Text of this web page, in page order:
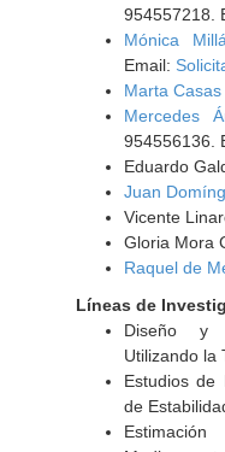
954557218.
Mónica
Email:
Marta
Mercedes
954556136.
Eduardo
Juan
Vicente
Gloria Mora
Raquel de
Líneas de
Diseño y
Utilizando la
Estudios de
de